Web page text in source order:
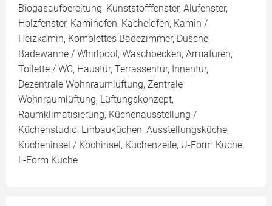
Biogasaufbereitung, Kunststofffenster, Alufenster,
Holzfenster, Kaminofen, Kachelofen, Kamin /
Heizkamin, Komplettes Badezimmer, Dusche,
Badewanne / Whirlpool, Waschbecken, Armaturen,
Toilette / WC, Haustür, Terrassentür, Innentür,
Dezentrale Wohnraumlüftung, Zentrale
Wohnraumlüftung, Lüftungskonzept,
Raumklimatisierung, Küchenausstellung /
Küchenstudio, Einbauküchen, Ausstellungsküche,
Kücheninsel / Kochinsel, Küchenzeile, U-Form Küche,
L-Form Küche